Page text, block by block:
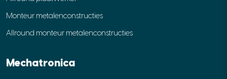
Monteur metalenconstructies
Allround monteur metalenconstructies
Mechatronica